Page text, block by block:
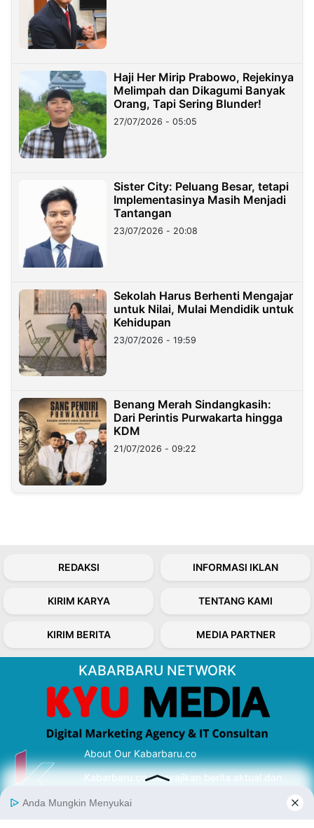
Haji Her Mirip Prabowo, Rejekinya
Melimpah dan Dikagumi Banyak
Orang, Tapi Sering Blunder!
27/07/2026 - 05:05
Sister City: Peluang Besar, tetapi
Implementasinya Masih Menjadi
Tantangan
23/07/2026 - 20:08
Sekolah Harus Berhenti Mengajar
untuk Nilai, Mulai Mendidik untuk
Kehidupan
23/07/2026 - 19:59
Benang Merah Sindangkasih:
Dari Perintis Purwakarta hingga
KDM
21/07/2026 - 09:22
REDAKSI INFORMASI IKLAN
KIRIM KARYA TENTANG KAMI
KIRIM BERITA MEDIA PARTNER
KABARBARU NETWORK
About Our Kabarbaru.co
Kabarbaru.co menyajikan berita aktual dan
serta terverifikasi dari sumber yang tepat.